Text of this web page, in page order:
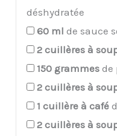
déshydratée
60 ml de sauce
2 cuillères à
150 grammes de
2 cuillères à
1 cuillère à café
2 cuillères à